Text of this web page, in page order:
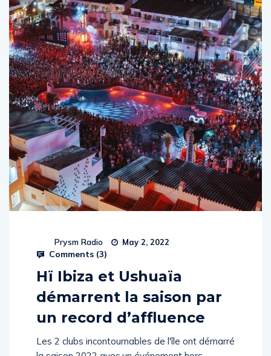
Prysm Radio May 2, 2022
Comments (3)
Hï Ibiza et Ushuaïa
démarrent la saison par
un record d’affluence
Les 2 clubs incontournables de l'île ont démarré